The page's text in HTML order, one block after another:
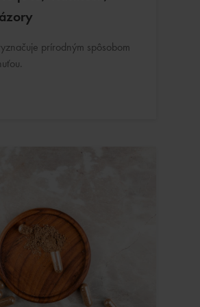
prírodným spôsobom